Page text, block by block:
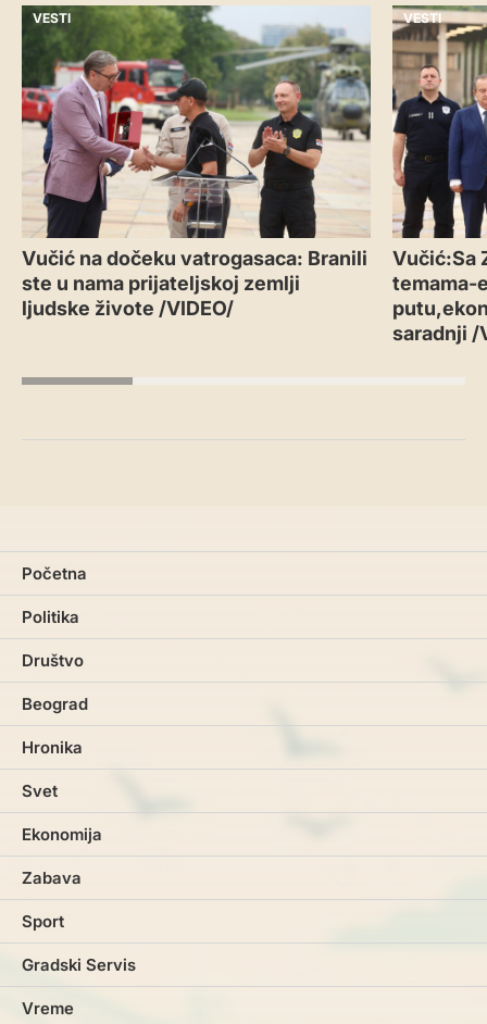
VESTI
Vučić na dočeku vatrogasaca: Branili
ste u nama prijateljskoj zemlji
ljudske živote /VIDEO/
VESTI
Vučić:Sa
temama-
saradnji /
Početna
Politika
Društvo
Beograd
Hronika
Svet
Ekonomija
Zabava
Sport
Gradski Servis
Vreme